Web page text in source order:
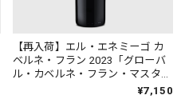
【再入荷】エル・エネミーゴ カ
ベルネ・フラン 2023「グローバ
ル・カベルネ・フラン・マスター
ズ」選出ワイン！エル・エネミー
¥7,150